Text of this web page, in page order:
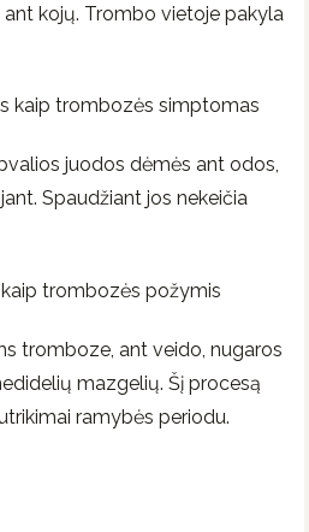
kojų. Trombo vietoje pakyla
kaip trombozės simptomas
juodos dėmės ant odos,
Spaudžiant jos nekeičia
trombozės požymis
tromboze, ant veido, nugaros
mazgelių. Šį procesą
ramybės periodu.